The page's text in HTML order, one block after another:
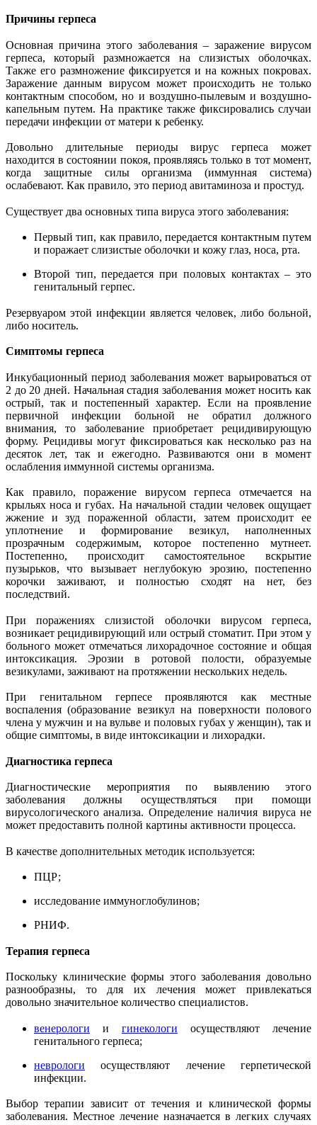
Причины герпеса
Основная причина этого заболевания – заражение вирусом
герпеса, который размножается на слизистых оболочках.
Также его размножение фиксируется и на кожных покровах.
Заражение данным вирусом может происходить не только
контактным способом, но и воздушно-пылевым и воздушно-
капельным путем. На практике также фиксировались случаи
передачи инфекции от матери к ребенку.
Довольно длительные периоды вирус герпеса может
находится в состоянии покоя, проявляясь только в тот момент,
когда защитные силы организма (иммунная система)
ослабевают. Как правило, это период авитаминоза и простуд.
Существует два основных типа вируса этого заболевания:
Первый тип, как правило, передается контактным путем
и поражает слизистые оболочки и кожу глаз, носа, рта.
Второй тип, передается при половых контактах – это
генитальный герпес.
Резервуаром этой инфекции является человек, либо больной,
либо носитель.
Симптомы герпеса
Инкубационный период заболевания может варьироваться от
2 до 20 дней. Начальная стадия заболевания может носить как
острый, так и постепенный характер. Если на проявление
первичной инфекции больной не обратил должного
внимания, то заболевание приобретает рецидивирующую
форму. Рецидивы могут фиксироваться как несколько раз на
десяток лет, так и ежегодно. Развиваются они в момент
ослабления иммунной системы организма.
Как правило, поражение вирусом герпеса отмечается на
крыльях носа и губах. На начальной стадии человек ощущает
жжение и зуд пораженной области, затем происходит ее
уплотнение и формирование везикул, наполненных
прозрачным содержимым, которое постепенно мутнеет.
Постепенно, происходит самостоятельное вскрытие
пузырьков, что вызывает неглубокую эрозию, постепенно
корочки заживают, и полностью сходят на нет, без
последствий.
При поражениях слизистой оболочки вирусом герпеса,
возникает рецидивирующий или острый стоматит. При этом у
больного может отмечаться лихорадочное состояние и общая
интоксикация. Эрозии в ротовой полости, образуемые
везикулами, заживают на протяжении нескольких недель.
При генитальном герпесе проявляются как местные
воспаления (образование везикул на поверхности полового
члена у мужчин и на вульве и половых губах у женщин), так и
общие симптомы, в виде интоксикации и лихорадки.
Диагностика герпеса
Диагностические мероприятия по выявлению этого
заболевания должны осуществляться при помощи
вирусологического анализа. Определение наличия вируса не
может предоставить полной картины активности процесса.
В качестве дополнительных методик используется:
ПЦР;
исследование иммуноглобулинов;
РНИФ.
Терапия герпеса
Поскольку клинические формы этого заболевания довольно
разнообразны, то для их лечения может привлекаться
довольно значительное количество специалистов.
венерологи и гинекологи осуществляют лечение
генитального герпеса;
неврологи осуществляют лечение герпетической
инфекции.
Выбор терапии зависит от течения и клинической формы
заболевания. Местное лечение назначается в легких случаях